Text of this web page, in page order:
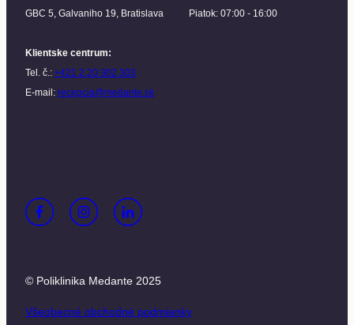
GBC 5, Galvaniho 19, Bratislava
Piatok: 07:00 - 16:00
Klientske centrum:
Tel. č.: +421 2 20 302 303
E-mail: recepcia@medante.sk
© Poliklinika Medante 2025
Všeobecné obchodné podmienky